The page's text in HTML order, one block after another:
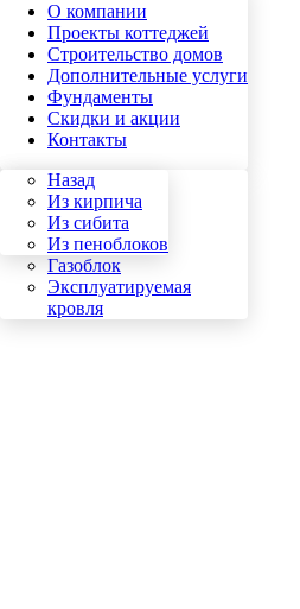
О компании
Проекты коттеджей
Назад
Кирпич
Сибит
Пеноблок
Газоблок
Эксплуатируемая
кровля
Строительство домов
Назад
Из кирпича
Из сибита
Из пеноблоков
Дополнительные услуги
Фундаменты
Скидки и акции
Контакты